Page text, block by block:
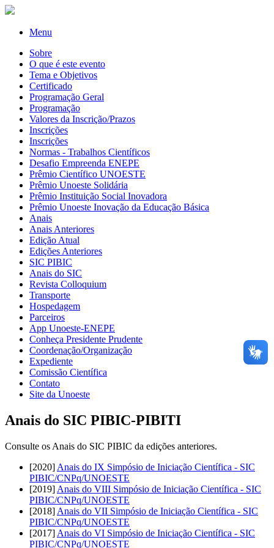
Menu
Sobre
O que é este evento
Tema e Objetivos
Certificado
Programação Geral
Programação
Valores da Inscrição/Prazos
Inscrições
Inscrições
Normas - Trabalhos Científicos
Desafio Empreenda ENEPE
Prêmio Científico UNOESTE
Prêmio Unoeste Solidária
Prêmio Instituição Social Inovadora
Prêmio Unoeste Inovação da Educação Básica
Anais
Anais Anteriores
Edição Atual
Edições Anteriores
SIC PIBIC
Anais do SIC
Revista Colloquium
Transporte
Hospedagem
Parceiros
App Unoeste-ENEPE
Conheça Presidente Prudente
Coordenação/Organização
Expediente
Comissão Científica
Contato
Site da Unoeste
Anais do SIC PIBIC-PIBITI
Consulte os Anais do SIC PIBIC da edições anteriores.
[2020] Anais do IX Simpósio de Iniciação Científica - SIC
PIBIC/CNPq/UNOESTE
[2019] Anais do VIII Simpósio de Iniciação Científica - SIC
PIBIC/CNPq/UNOESTE
[2018] Anais do VII Simpósio de Iniciação Científica - SIC
PIBIC/CNPq/UNOESTE
[2017] Anais do VI Simpósio de Iniciação Científica - SIC
PIBIC/CNPq/UNOESTE